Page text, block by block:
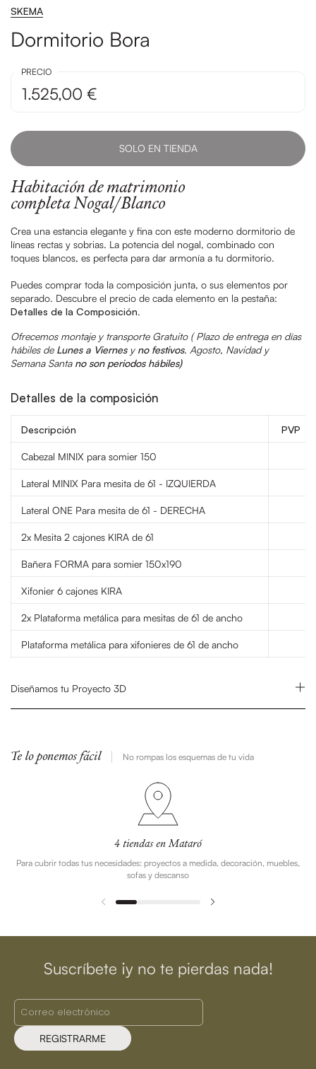
SKEMA
Dormitorio Bora
PRECIO
1.525,00 €
SOLO EN TIENDA
Habitación de matrimonio
completa Nogal/Blanco
Crea una estancia elegante y fina con este moderno dormitorio de
líneas rectas y sobrias. La potencia del nogal, combinado con
toques blancos, es perfecta para dar armonía a tu dormitorio.
Puedes comprar toda la composición junta, o sus elementos por
separado. Descubre el precio de cada elemento en la pestaña:
Detalles de la Composición.
Ofrecemos montaje y transporte Gratuito ( Plazo de entrega en días
hábiles de Lunes a Viernesy no festivos. Agosto, Navidad y
Semana Santa no son periodos hábiles)
Detalles de la composición
Descripción PVP
Cabezal MINIX para somier 150
Lateral MINIX Para mesita de 61 - IZQUIERDA
Lateral ONE Para mesita de 61 - DERECHA
2x Mesita 2 cajones KIRA de 61
Bañera FORMA para somier 150x190
Xifonier 6 cajones KIRA
2x Plataforma metálica para mesitas de 61 de ancho
Plataforma metálica para xifonieres de 61 de ancho
Diseñamos tu Proyecto 3D
Te lo ponemos fácil No rompas los esquemas de tu vida
4 tiendas en Mataró
Para cubrir todas tus necesidades: proyectos a medida, decoración, muebles,
sofas y descanso
Suscríbete ¡y no te pierdas nada!
REGISTRARME